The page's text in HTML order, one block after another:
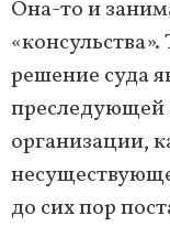
Она-то и
решение суда
преследующей
организации,
до сих пор